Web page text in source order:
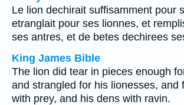
Le lion dechirait suffisamment pour
etranglait pour ses lionnes, et
ses antres, et de betes dechirees
King James Bible
The lion did tear in pieces enough
and strangled for his lionesses, and
with prey, and his dens with ravin.